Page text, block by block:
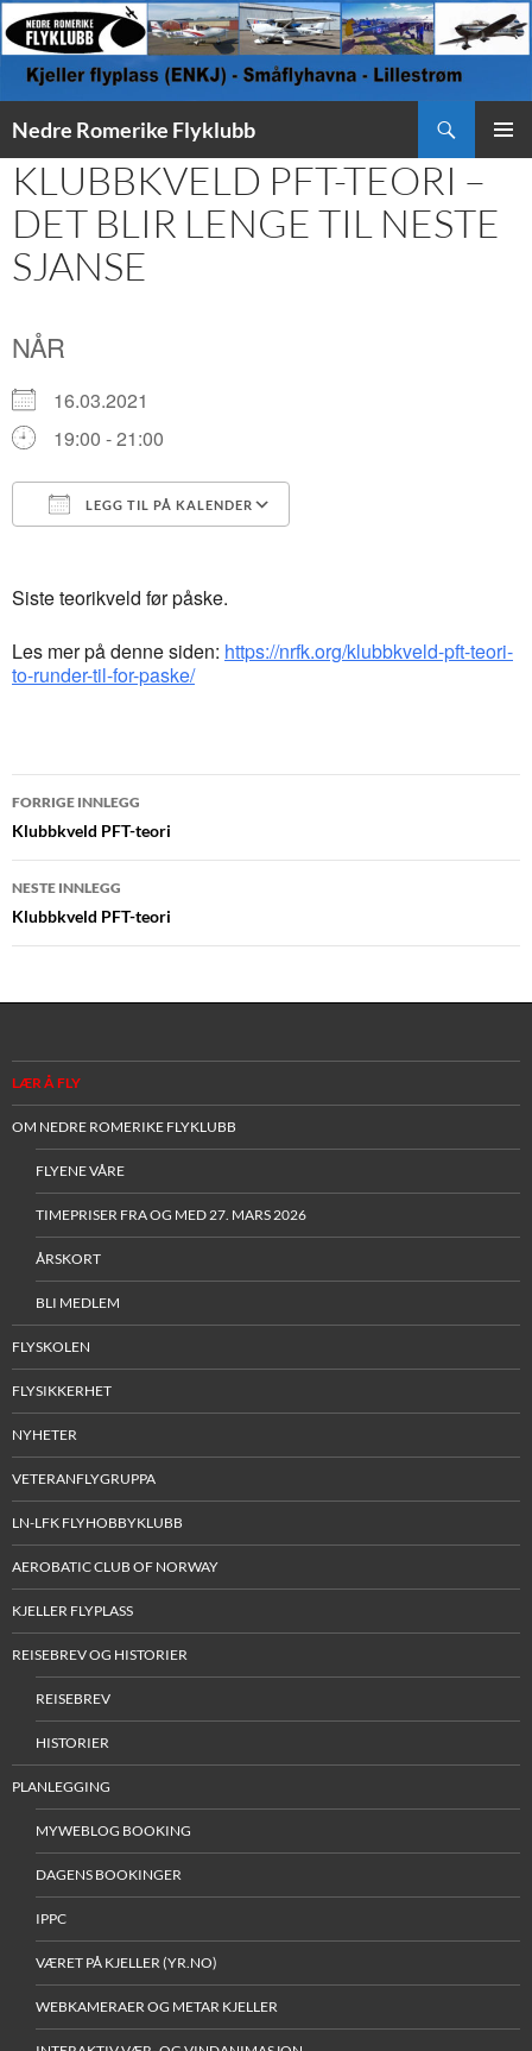
Nedre Romerike Flyklubb
TIL
INNHOLD
KLUBBKVELD PFT-TEORI –
DET BLIR LENGE TIL NESTE
SJANSE
NÅR
16.03.2021
19:00 - 21:00
LEGG TIL PÅ KALENDER
Siste teorikveld før påske.
Les mer på denne siden: https://nrfk.org/klubbkveld-pft-teori-
to-runder-til-for-paske/
Innleggsnavigasjon
FORRIGE INNLEGG
Klubbkveld PFT-teori
NESTE INNLEGG
Klubbkveld PFT-teori
LÆR Å FLY
OM NEDRE ROMERIKE FLYKLUBB
FLYENE VÅRE
TIMEPRISER FRA OG MED 27. MARS 2026
ÅRSKORT
BLI MEDLEM
FLYSKOLEN
FLYSIKKERHET
NYHETER
VETERANFLYGRUPPA
LN-LFK FLYHOBBYKLUBB
AEROBATIC CLUB OF NORWAY
KJELLER FLYPLASS
REISEBREV OG HISTORIER
REISEBREV
HISTORIER
PLANLEGGING
MYWEBLOG BOOKING
DAGENS BOOKINGER
IPPC
VÆRET PÅ KJELLER (YR.NO)
WEBKAMERAER OG METAR KJELLER